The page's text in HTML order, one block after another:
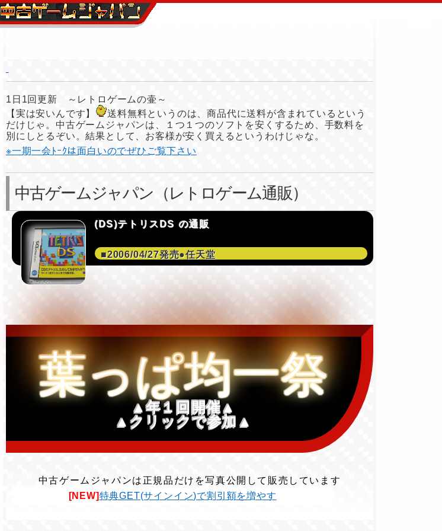
1日1回更新 ～レトロゲームの壷～
【実は安いんです】
送料無料というのは、商品代に送料が含まれているという
だけじゃ。中古ゲームジャパンは、１つ１つのソフトを安くするため、手数料を
別にしとるぞい。結果として、お客様が安く買えるというわけじゃな。
※一期一会ﾄｰｸは面白いのでぜひご覧下さい
中古ゲームジャパン（レトロゲーム通販）
(DS)テトリスDS の通販
■2006/04/27発売●任天堂
葉っぱ均一祭
▲年１回開催▲
▲クリックで参加▲
中古ゲームジャパンは正規品だけを写真公開して販売しています
[NEW]特典GET(サインイン)で割引額を増やす